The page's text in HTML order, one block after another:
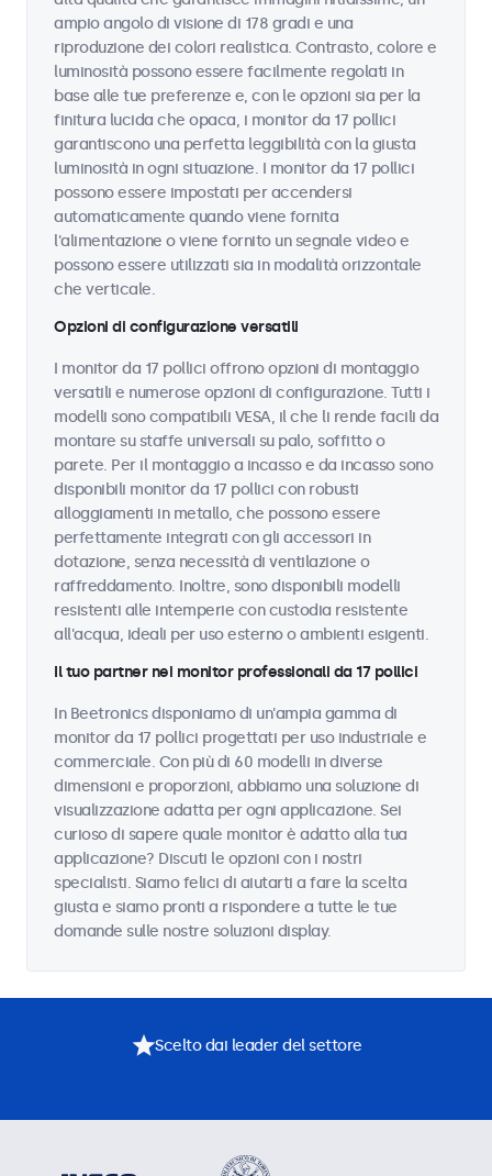
ampio angolo di visione di 178 gradi e una
riproduzione dei colori realistica. Contrasto, colore e
luminosità possono essere facilmente regolati in
base alle tue preferenze e, con le opzioni sia per la
finitura lucida che opaca, i monitor da 17 pollici
garantiscono una perfetta leggibilità con la giusta
luminosità in ogni situazione. I monitor da 17 pollici
possono essere impostati per accendersi
automaticamente quando viene fornita
l'alimentazione o viene fornito un segnale video e
possono essere utilizzati sia in modalità orizzontale
che verticale.
Opzioni di configurazione versatili
I monitor da 17 pollici offrono opzioni di montaggio
versatili e numerose opzioni di configurazione. Tutti i
modelli sono compatibili VESA, il che li rende facili da
montare su staffe universali su palo, soffitto o
parete. Per il montaggio a incasso e da incasso sono
disponibili monitor da 17 pollici con robusti
alloggiamenti in metallo, che possono essere
perfettamente integrati con gli accessori in
dotazione, senza necessità di ventilazione o
raffreddamento. Inoltre, sono disponibili modelli
resistenti alle intemperie con custodia resistente
all'acqua, ideali per uso esterno o ambienti esigenti.
Il tuo partner nei monitor professionali da 17 pollici
In Beetronics disponiamo di un'ampia gamma di
monitor da 17 pollici progettati per uso industriale e
commerciale. Con più di 60 modelli in diverse
dimensioni e proporzioni, abbiamo una soluzione di
visualizzazione adatta per ogni applicazione. Sei
curioso di sapere quale monitor è adatto alla tua
applicazione? Discuti le opzioni con i nostri
specialisti. Siamo felici di aiutarti a fare la scelta
giusta e siamo pronti a rispondere a tutte le tue
domande sulle nostre soluzioni display.
Scelto dai leader del settore